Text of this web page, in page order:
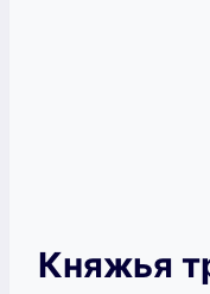
Княжья